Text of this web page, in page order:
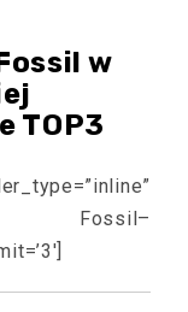
w
TOP3
Fossil–